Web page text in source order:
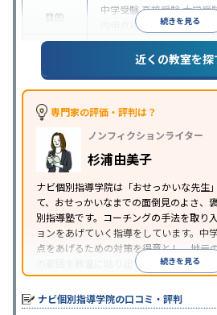
続きを見る
目的
中学受験高校受験大学受
内申点対策
学習習慣の定着
成績保証制度あり授業の
1科目から受講可能季節講
※2023年3月調査。小学校高学年の個別指
近くの教室を探
専門家の評価・評判は？
ノンフィクションライター
杉浦由美子
ナビ個別指導学院は「おせっかいな先生
て、おせっかいなまでの面倒見のよさ、
別指導塾です。コーチングの手法を取り
ョンをあげていく指導をしています。中
点をあげるための対策を得意とし、地元
の範囲を教室に貼り出すなど手厚く学習
オリジナルテキストを使用しており、特
せたテキストを使った「先取り学習」で
続きを見る
ナビ個別指導学院の口コミ・評判